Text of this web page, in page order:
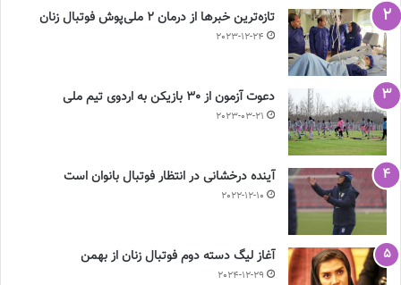
تازه‌ترین خبرها از درمان ۲ ملی‌پوش فوتبال زنان
2023-12-24
دعوت آزمون از 30 بازیکن به اردوی تیم ملی
2023-03-21
آینده درخشانی در انتظار فوتبال بانوان است
2022-12-10
آغاز لیگ دسته دوم فوتبال زنان از بهمن
2024-12-29